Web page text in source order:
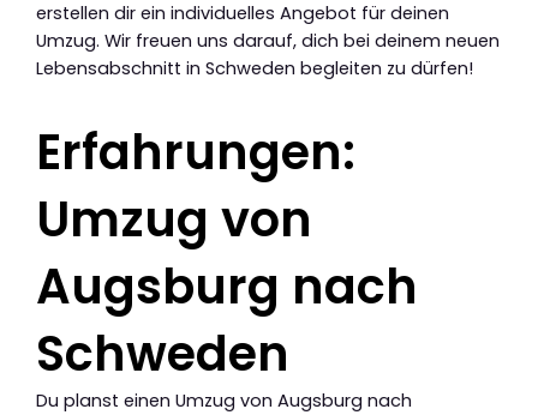
erstellen dir ein individuelles Angebot für deinen
Umzug. Wir freuen uns darauf, dich bei deinem neuen
Lebensabschnitt in Schweden begleiten zu dürfen!
Erfahrungen:
Umzug von
Augsburg nach
Schweden
Du planst einen Umzug von Augsburg nach